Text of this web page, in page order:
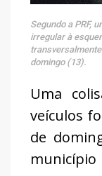
Segundo a PRF,
irregular à
domingo (13).
Uma
veículos
de